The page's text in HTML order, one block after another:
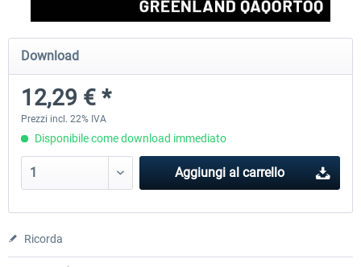
Aerosoft Mega Airport Brussels
25,58 € *
Aerosoft Airport Cologne/
Download
12,29 € *
Prezzi incl. 22% IVA
Disponibile come download immediato
Aggiungi al carrello
Ricorda